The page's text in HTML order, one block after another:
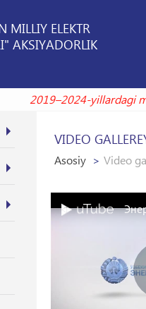
MILLIY ELEKTR
AKSIYADORLIK
yillardagi
VIDEO
Asosiy Video